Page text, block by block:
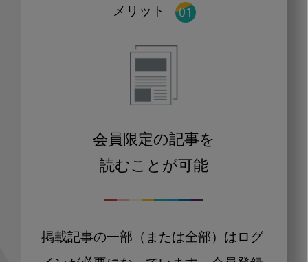
メリット
会員限定の記事を
読むことが可能
掲載記事の一部（または全部）はログ